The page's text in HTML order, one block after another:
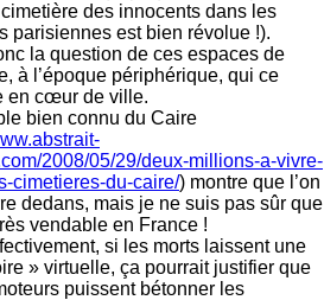
des innocents dans les
parisiennes est bien révolue !).
la question de ces espaces de
à l’époque périphérique, qui ce
en cœur de ville.
bien connu du Caire
2008/05/29/deux-millions-a-vivre-
cimetieres-du-caire/) montre que l’on
dedans, mais je ne suis pas sûr que
vendable en France !
si les morts laissent une
» virtuelle, ça pourrait justifier que
puissent bétonner les